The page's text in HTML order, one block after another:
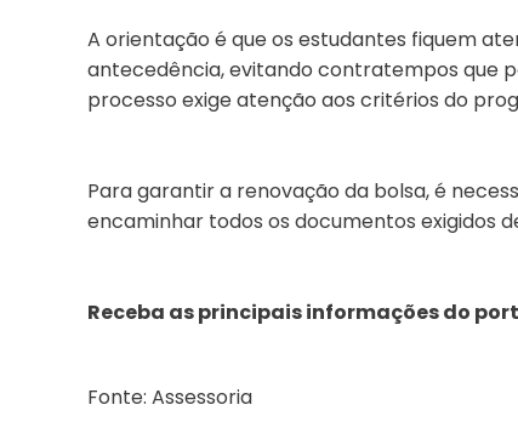
A orientação é que os estudantes fiquem
antecedência, evitando contratempos que
processo exige atenção aos critérios do
Para garantir a renovação da bolsa, é
encaminhar todos os documentos exigidos
Receba as principais informações do
Fonte: Assessoria